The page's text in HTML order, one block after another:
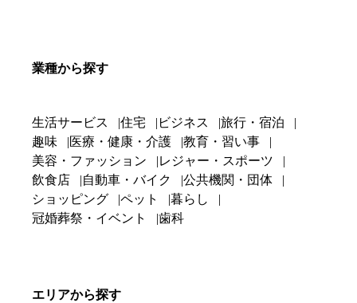
業種から探す
生活サービス 住宅 ビジネス
旅行・宿泊
趣味
医療・健康・介護
教育・習い事
美容・ファッション
レジャー・スポーツ
飲食店
自動車・バイク
公共機関・団体
ショッピング
ペット
暮らし
冠婚葬祭・イベント
歯科
エリアから探す